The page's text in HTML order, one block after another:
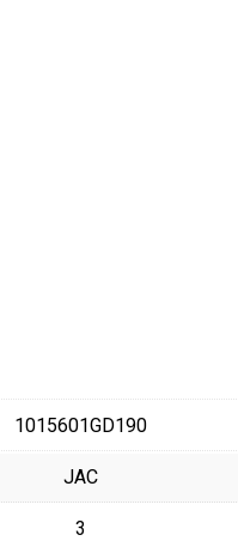
1015601GD190
JAC
3